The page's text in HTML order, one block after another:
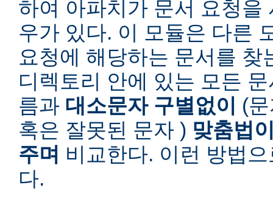
하여 아파치가 문서 요청을
우가 있다. 이 모듈은 다른
요청에 해당하는 문서를 찾
디렉토리 안에 있는 모든
름과 대소문자 구별없이
(
혹은 잘못된 문자 ) 맞춤법
주며 비교한다. 이런 방법
다.